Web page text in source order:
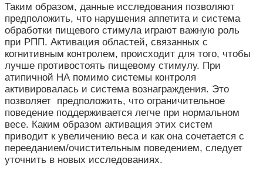
Таким образом, данные исследования позволяют
предположить, что нарушения аппетита и система
обработки пищевого стимула играют важную роль
при РПП. Активация областей, связанных с
когнитивным контролем, происходит для того, чтобы
лучше противостоять пищевому стимулу. При
атипичной НА помимо системы контроля
активировалась и система вознаграждения. Это
позволяет предположить, что ограничительное
поведение поддерживается легче при нормальном
весе. Каким образом активация этих систем
приводит к увеличению веса и как она сочетается с
перееданием/очистительным поведением, следует
уточнить в новых исследованиях.